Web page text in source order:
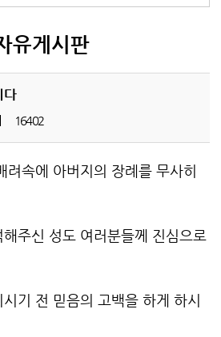
유게시판
다
16402
려속에 아버지의 장례를 무사히
주신 성도 여러분들께 진심으로
기 전 믿음의 고백을 하게 하시